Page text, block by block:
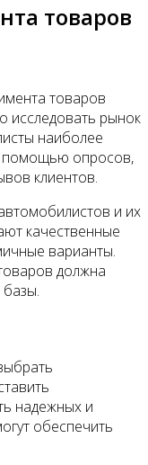
товаров
товаров
исследовать рынок
наиболее
помощью опросов,
клиентов.
и их
качественные
варианты.
должна
надежных и
обеспечить